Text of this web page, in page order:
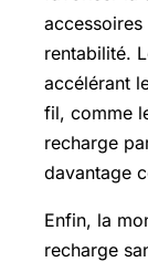
rentabilité.
accélérant
fil, comme
recharge
davantage
Enfin, la
recharge